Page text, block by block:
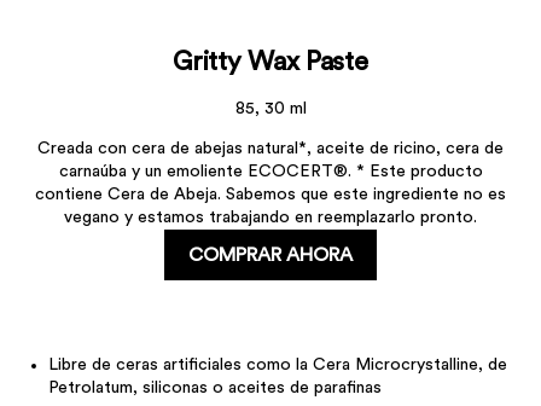
Gritty Wax Paste
85, 30 ml
Creada con cera de abejas natural*, aceite de ricino, cera de
carnaúba y un emoliente ECOCERT®. * Este producto
contiene Cera de Abeja. Sabemos que este ingrediente no es
vegano y estamos trabajando en reemplazarlo pronto.
COMPRAR AHORA
Libre de ceras artificiales como la Cera Microcrystalline, de
Petrolatum, siliconas o aceites de parafinas